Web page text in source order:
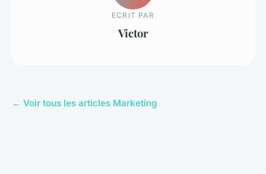
ECRIT PAR
Victor
← Voir tous les articles Marketing